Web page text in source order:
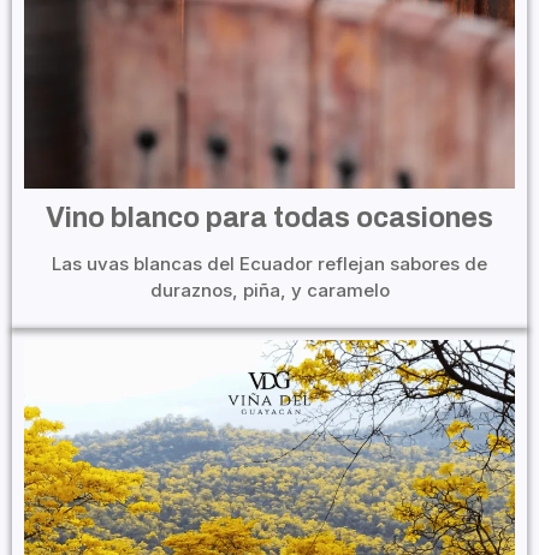
Vino blanco para todas ocasiones
Las uvas blancas del Ecuador reflejan sabores de
duraznos, piña, y caramelo